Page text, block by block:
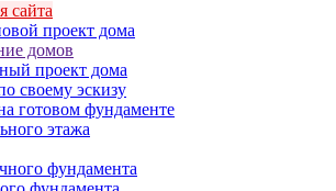
сайта
проект дома
домов
проект дома
своему эскизу
готовом фундаменте
этажа
фундамента